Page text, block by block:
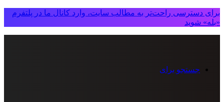
برای دسترسی راحت‌تر به مطالب سایت، وارد کانال ما در پلتفرم
«بله» شوید
جستجو برای